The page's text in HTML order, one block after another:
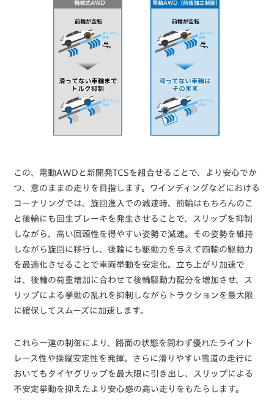
この、電動AWDと新開発TCSを組合せることで、より安心でか
つ、意のままの走りを目指します。ワインディングなどにおける
コーナリングでは、旋回進入での減速時、前輪はもちろんのこ
と後輪にも回生ブレーキを発生させることで、スリップを抑制
しながら、高い回頭性を得やすい姿勢で減速。その姿勢を維持
しながら旋回に移行し、後輪にも駆動力を与えて四輪の駆動力
を最適化させることで車両挙動を安定化。立ち上がり加速で
は、後輪の荷重増加に合わせて後輪駆動力配分を増加させ、ス
リップによる挙動の乱れを抑制しながらトラクションを最大限
に確保してスムーズに加速します。
これら一連の制御により、路面の状態を問わず優れたライント
レース性や操縦安定性を発揮。さらに滑りやすい雪道の走行に
おいてもタイヤグリップを最大限に引き出し、スリップによる
不安定挙動を抑えたより安心感の高い走りをもたらします。